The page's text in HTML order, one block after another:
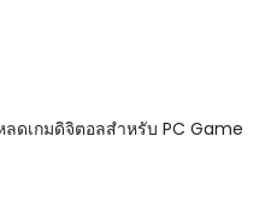
ดเกมดิจิตอลสำหรับ PC Game